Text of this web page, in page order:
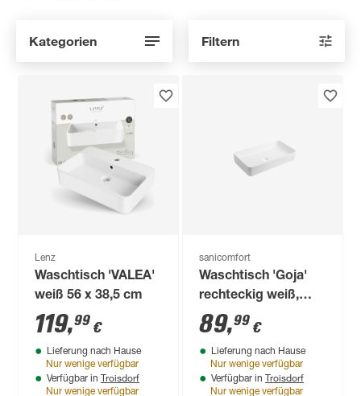
Kategorien Filtern
Lenz
Waschtisch 'VALEA'
weiß 56 x 38,5 cm
119,99 €
Lieferung nach Hause
Nur wenige verfügbar
Verfügbar in Troisdorf
Nur wenige verfügbar
sanicomfort
Waschtisch 'Goja'
rechteckig weiß,
Matt 45 x 69 x 21 cm
89,99 €
Lieferung nach Hause
Nur wenige verfügbar
Verfügbar in Troisdorf
Nur wenige verfügbar